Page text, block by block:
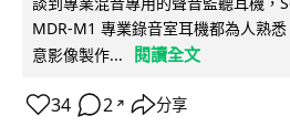
MDR-M1 專業錄音室耳機都為人熟
意影像製作...
閱讀全文
34 2 ↗ 分享